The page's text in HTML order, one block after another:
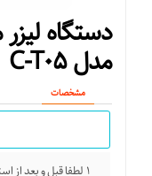
دستگاه
مدل C-T۰۵
مشخصات
۱ لطفا قبل و بعد از